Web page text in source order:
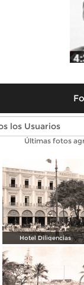
Fotos
Últimas fotos
Hotel Diligencias